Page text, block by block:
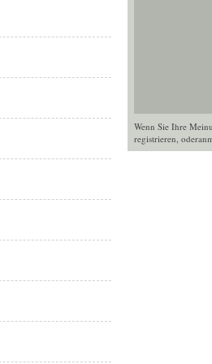
Wenn Sie Ihre
registrieren, oder